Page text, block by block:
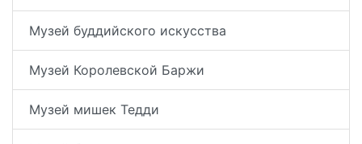
Музей буддийского искусства
Музей Королевской Баржи
Музей мишек Тедди